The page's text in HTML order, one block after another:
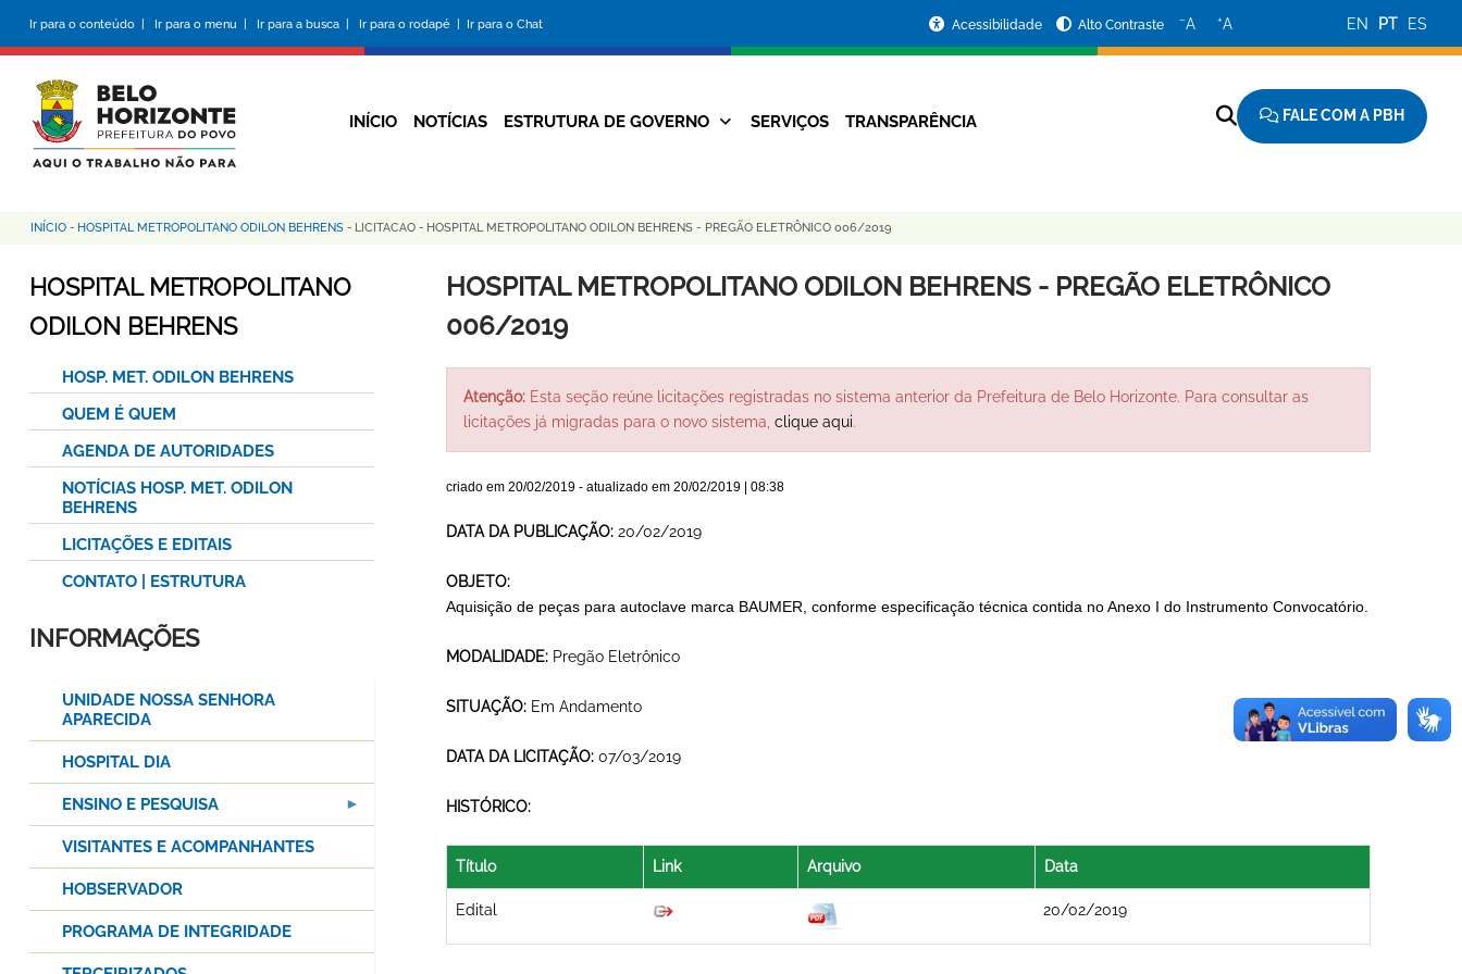
conteúdo
principal
Ir para o conteúdo | Ir para o menu | Ir para a busca | Ir para o rodapé | Ir para o Chat
da
Prefeitura
Acessibilidade Alto Contraste −A +A EN PT ES
Navegação
INÍCIO NOTÍCIAS ESTRUTURA DE GOVERNO SERVIÇOS TRANSPARÊNCIA FALE COM A PBH
Trilha
de
navegação
INÍCIO - HOSPITAL METROPOLITANO ODILON BEHRENS - LICITACAO - HOSPITAL METROPOLITANO ODILON BEHRENS - PREGÃO ELETRÔNICO 006/2019
HOSPITAL METROPOLITANO ODILON BEHRENS - PREGÃO ELETRÔNICO
006/2019
Atenção:Esta seção reúne licitações registradas no sistema anterior da Prefeitura de Belo Horizonte. Para consultar as
licitações já migradas para o novo sistema, clique aqui.
criado em 20/02/2019- atualizado em 20/02/2019 | 08:38
DATA DA PUBLICAÇÃO: 20/02/2019
OBJETO:
Aquisição de peças para autoclave marca BAUMER, conforme especificação técnica contida no Anexo I do Instrumento Convocatório.
MODALIDADE: Pregão Eletrônico
SITUAÇÃO: Em Andamento
DATA DA LICITAÇÃO: 07/03/2019
HISTÓRICO:
Título Link Arquivo Data
Edital 20/02/2019
HOSPITAL METROPOLITANO
ODILON BEHRENS
HOSP. MET. ODILON BEHRENS
QUEM É QUEM
AGENDA DE AUTORIDADES
NOTÍCIAS HOSP. MET. ODILON
BEHRENS
LICITAÇÕES E EDITAIS
CONTATO | ESTRUTURA
INFORMAÇÕES
UNIDADE NOSSA SENHORA
APARECIDA
HOSPITAL DIA
ENSINO E PESQUISA
VISITANTES E ACOMPANHANTES
HOBSERVADOR
PROGRAMA DE INTEGRIDADE